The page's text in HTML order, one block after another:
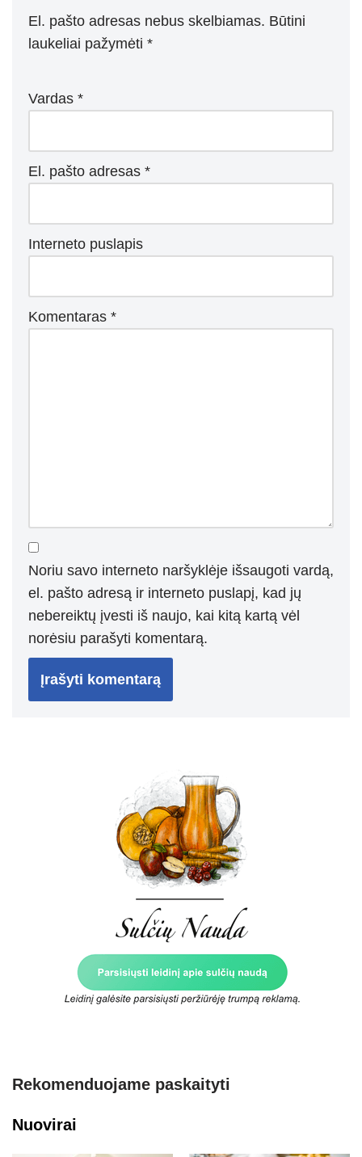
p
p
m g
er
o
El. pašto adresas nebus skelbiamas. Būtini
laukeliai pažymėti *
Vardas *
El. pašto adresas *
Interneto puslapis
Komentaras *
Noriu savo interneto naršyklėje išsaugoti vardą,
el. pašto adresą ir interneto puslapį, kad jų
nebereiktų įvesti iš naujo, kai kitą kartą vėl
norėsiu parašyti komentarą.
Rekomenduojame paskaityti
Nuovirai